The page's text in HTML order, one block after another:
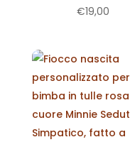
€19,00